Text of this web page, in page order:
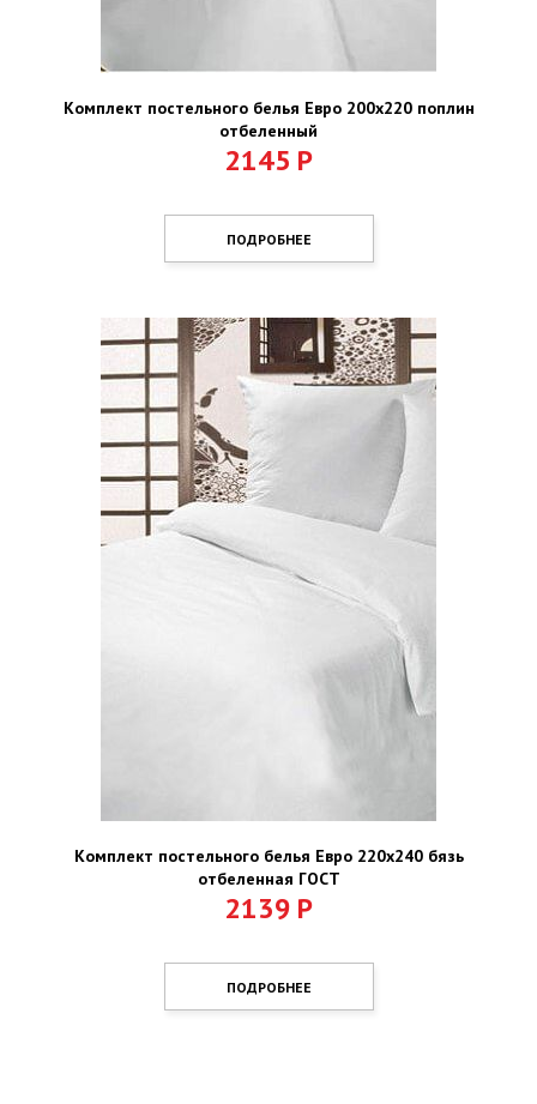
Комплект постельного белья Евро 200х220 поплин
отбеленный
2145 Р
ПОДРОБНЕЕ
Комплект постельного белья Евро 220х240 бязь
отбеленная ГОСТ
2139 Р
ПОДРОБНЕЕ